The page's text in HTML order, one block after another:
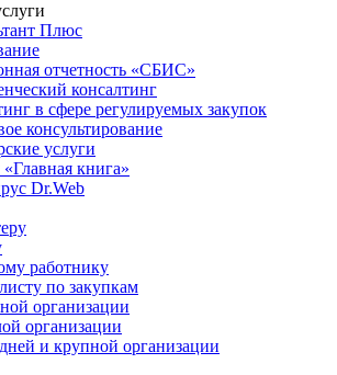
Плюс
отчетность «СБИС»
консалтинг
в сфере регулируемых закупок
консультирование
услуги
книга»
Dr.Web
работнику
по закупкам
организации
организации
и крупной организации